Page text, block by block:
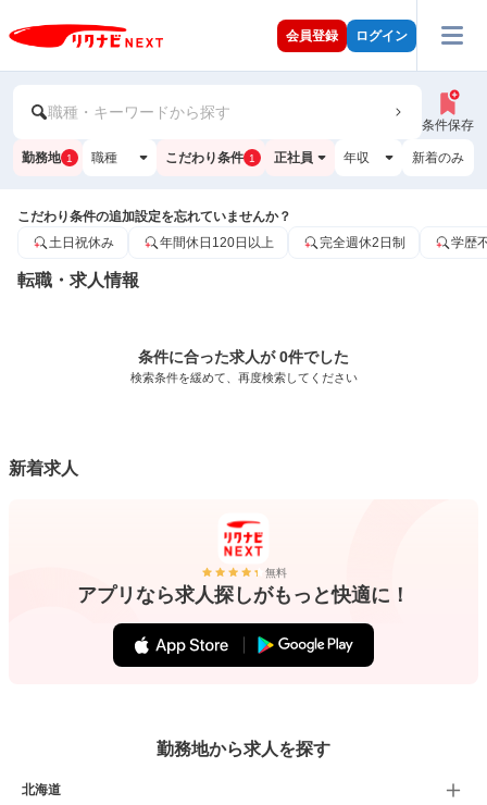
会員登録 ログイン
職種・キーワードから探す
条件保存
勤務地 1 職種 こだわり条件 1 正社員 年収 新着のみ
こだわり条件の追加設定を忘れていませんか？
土日祝休み
年間休日120日以上 完全週休2日制 学歴
転職・求人情報
条件に合った求人が 0件でした
検索条件を緩めて、再度検索してください
新着求人
無料
アプリなら求人探しがもっと快適に！
勤務地から求人を探す
北海道